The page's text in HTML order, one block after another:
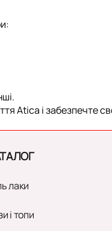
Atica і забезпечте
лаки
і топи